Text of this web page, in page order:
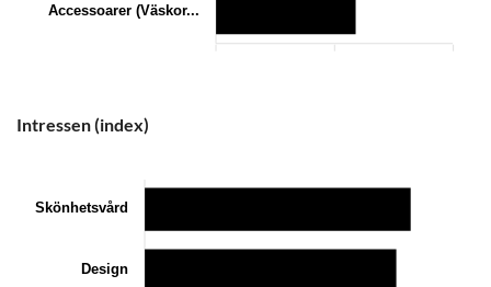
Accessoarer (Väskor...
Intressen (index)
Skönhetsvård
Design